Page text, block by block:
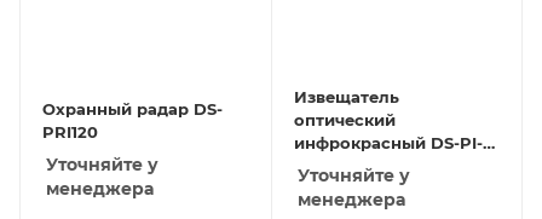
Охранный радар DS-
PRI120
Уточняйте у
менеджера
Извещатель
оптический
инфрокрасный DS-PI-
Q250/FM
Уточняйте у
менеджера